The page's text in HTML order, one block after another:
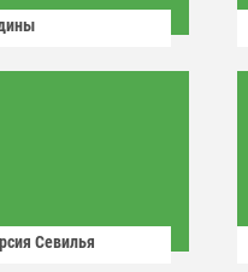
Севилья